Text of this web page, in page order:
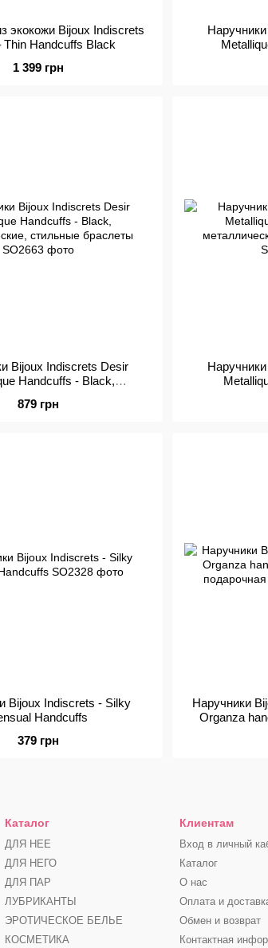
экокожи Bijoux Indiscrets
Thin Handcuffs Black
1 399 грн
Bijoux Indiscrets Desir
Handcuffs - Black,
879 грн
Bijoux Indiscrets - Silky
Handcuffs
379 грн
Наручники
Organza
Каталог
ДЛЯ НЕЕ
ДЛЯ НЕГО
ДЛЯ ПАР
ЛУБРИКАНТЫ
ЭРОТИЧЕСКОЕ БЕЛЬЕ
КОСМЕТИКА
Клиентам
Вход в личный
Каталог
О нас
Оплата и
Обмен и возврат
Контактная